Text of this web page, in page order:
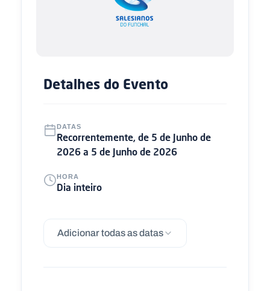
Detalhes do Evento
DATAS
Recorrentemente, de 5 de Junho de
2026 a 5 de Junho de 2026
HORA
Dia inteiro
Adicionar todas as datas